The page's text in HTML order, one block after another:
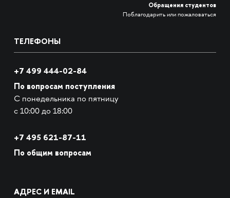
Обращения студентов
Поблагодарить или пожаловаться
ТЕЛЕФОНЫ
+7 499 444-02-84
По вопросам поступления
С понедельника по пятницу
с 10:00 до 18:00
+7 495 621-87-11
По общим вопросам
АДРЕС И EMAIL